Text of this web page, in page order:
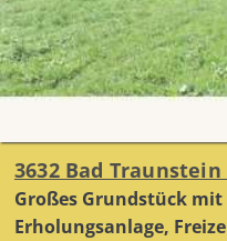
3632 Bad
Großes Grundstück
Erholungsanlage,